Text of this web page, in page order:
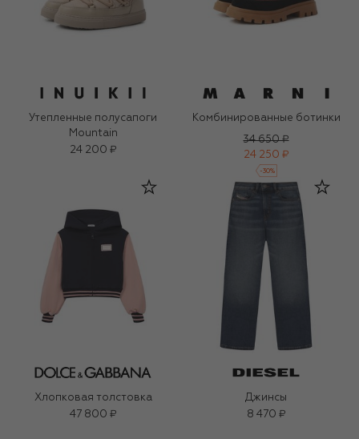
Утепленные полусапоги
Mountain
24 200 ₽
Комбинированные ботинки
34 650 ₽
24 250 ₽
-30%
Хлопковая толстовка
47 800 ₽
Джинсы
8 470 ₽